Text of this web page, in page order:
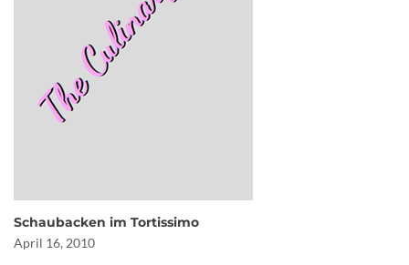
Schaubacken im Tortissimo
April 16, 2010